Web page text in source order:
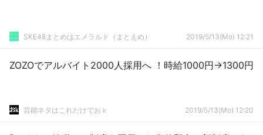
SKE48まとめはエメラルド（まとえめ） 2019/5/13(Mo) 12:21
ZOZOでアルバイト2000人採用へ ！時給1000円→1300円
芸能ネタはこれだけでおｋ 2019/5/13(Mo) 12:20